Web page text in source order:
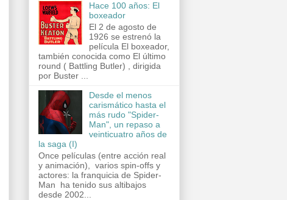
Hace 100 años: El
boxeador
El 2 de agosto de
1926 se estrenó la
película El boxeador,
también conocida como El último
round ( Battling Butler) , dirigida
por Buster ...
Desde el menos
carismático hasta el
más rudo "Spider-
Man", un repaso a
veinticuatro años de
la saga (I)
Once películas (entre acción real
y animación), varios spin-offs y
actores: la franquicia de Spider-
Man ha tenido sus altibajos
desde 2002...